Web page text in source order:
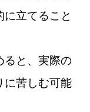
に立てること
ると、実際の
に苦しむ可能